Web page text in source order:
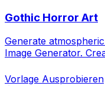
Gothic Horror Art
Generate
Image Generator.
Vorlage Ausprobieren